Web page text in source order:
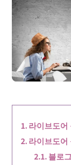
라이브도어
라이브도어
블로